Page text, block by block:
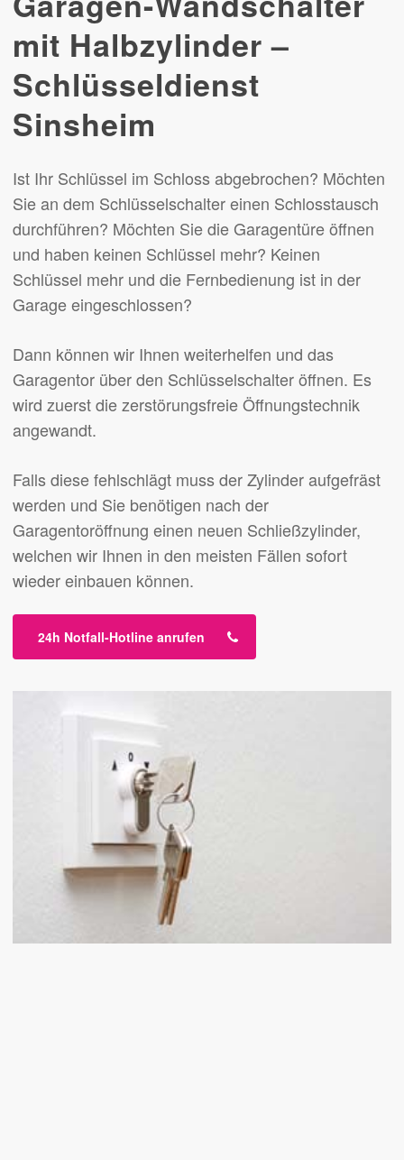
mit Halbzylinder –
Schlüsseldienst
Sinsheim
Ist Ihr Schlüssel im Schloss abgebrochen? Möchten
Sie an dem Schlüsselschalter einen Schlosstausch
durchführen? Möchten Sie die Garagentüre öffnen
und haben keinen Schlüssel mehr? Keinen
Schlüssel mehr und die Fernbedienung ist in der
Garage eingeschlossen?
Dann können wir Ihnen weiterhelfen und das
Garagentor über den Schlüsselschalter öffnen. Es
wird zuerst die zerstörungsfreie Öffnungstechnik
angewandt.
Falls diese fehlschlägt muss der Zylinder aufgefräst
werden und Sie benötigen nach der
Garagentoröffnung einen neuen Schließzylinder,
welchen wir Ihnen in den meisten Fällen sofort
wieder einbauen können.
24h Notfall-Hotline anrufen